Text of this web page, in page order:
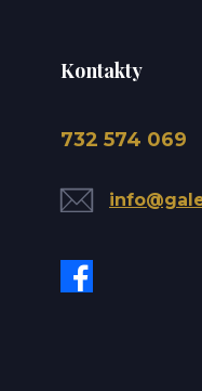
Kontakty
732 574 069